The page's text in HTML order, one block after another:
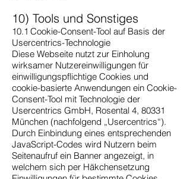
10) Tools und Sonstiges
10.1 Cookie-Consent-Tool auf Basis der
Usercentrics-Technologie
Diese Webseite nutzt zur Einholung
wirksamer Nutzereinwilligungen für
einwilligungspflichtige Cookies und
cookie-basierte Anwendungen ein Cookie-
Consent-Tool mit Technologie der
Usercentrics GmbH, Rosental 4, 80331
München (nachfolgend „Usercentrics“).
Durch Einbindung eines entsprechenden
JavaScript-Codes wird Nutzern beim
Seitenaufruf ein Banner angezeigt, in
welchem sich per Häkchensetzung